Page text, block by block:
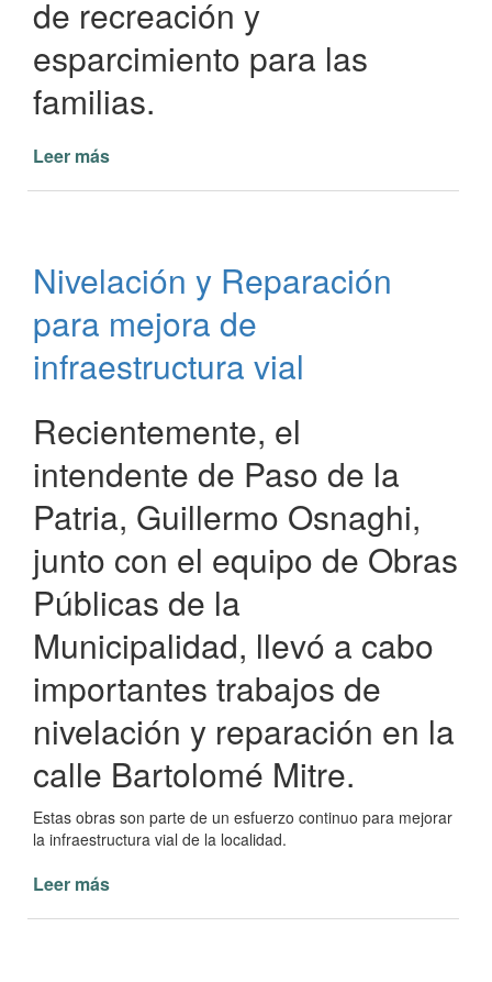
de recreación y
esparcimiento para las
familias.
Leer más
de
la
Patria
Impulsa
un
Integral
de
Plazas
Nivelación y Reparación
para mejora de
infraestructura vial
Recientemente, el
intendente de Paso de la
Patria, Guillermo Osnaghi,
junto con el equipo de Obras
Públicas de la
Municipalidad, llevó a cabo
importantes trabajos de
nivelación y reparación en la
calle Bartolomé Mitre.
Estas obras son parte de un esfuerzo continuo para mejorar
la infraestructura vial de la localidad.
Leer más